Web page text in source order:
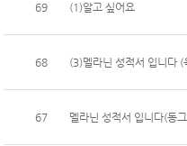
69 알고 싶어요
(1)
68 멜라닌 성적서 입니다 (
(3)
67 멜라닌 성적서 입니다(동